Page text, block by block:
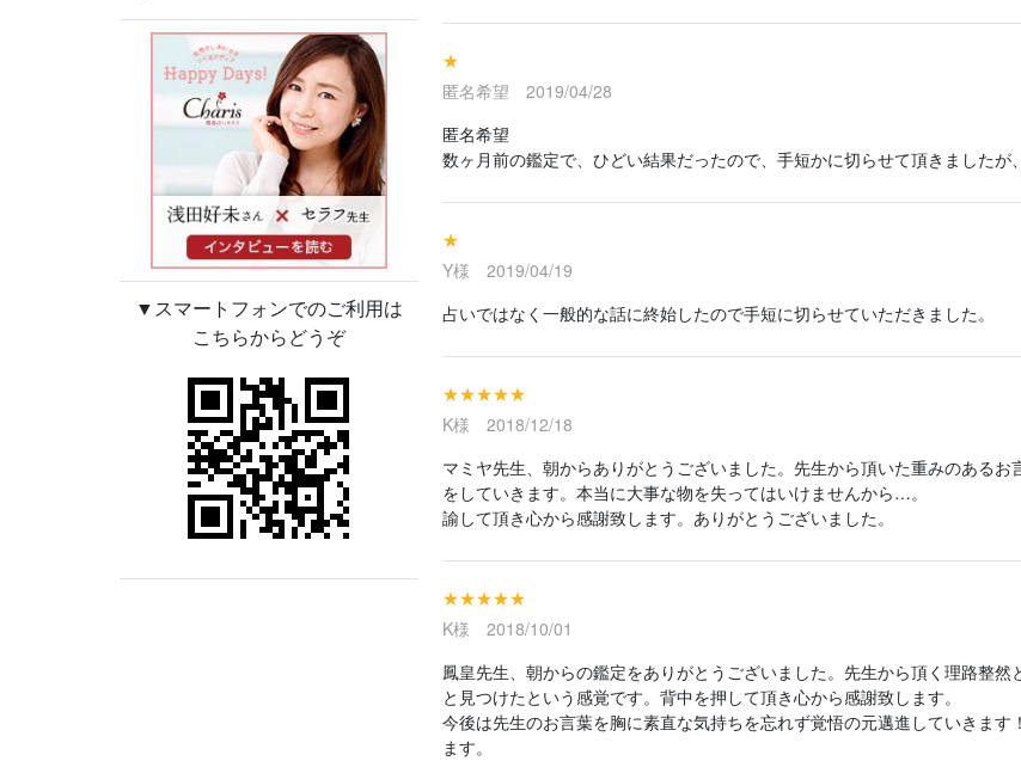
▼スマートフォンでのご利用は
こちらからどうぞ
★
匿名希望 2019/04/28
匿名希望
数ヶ月前の鑑定で、ひどい結果だったので、手短かに切らせて頂きましたが
★
Y様 2019/04/19
占いではなく一般的な話に終始したので手短に切らせていただきました。
★★★★★
K様 2018/12/18
マミヤ先生、朝からありがとうございました。先生から頂いた重みのある
をしていきます。本当に大事な物を失ってはいけませんから…。
諭して頂き心から感謝致します。ありがとうございました。
★★★★★
K様 2018/10/01
鳳皇先生、朝からの鑑定をありがとうございました。先生から頂く理路整
と見つけたという感覚です。背中を押して頂き心から感謝致します。
今後は先生のお言葉を胸に素直な気持ちを忘れず覚悟の元邁進していきま
ます。